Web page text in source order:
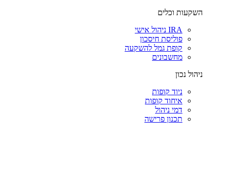
השקעות וכלים
IRA ניהול אישי
פוליסת חיסכון
קופת גמל להשקעה
מחשבונים
ניהול נכון
ניוד קופות
איחוד קופות
דמי ניהול
תכנון פרישה